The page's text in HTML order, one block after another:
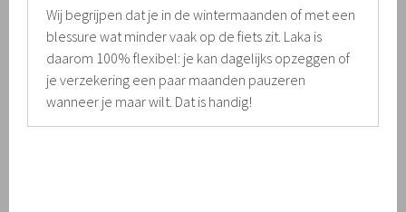
Wij begrijpen dat je in de wintermaanden of met een
blessure wat minder vaak op de fiets zit. Laka is
daarom 100% flexibel: je kan dagelijks opzeggen of
je verzekering een paar maanden pauzeren
wanneer je maar wilt. Dat is handig!